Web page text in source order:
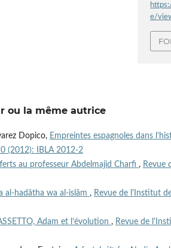
e/
ou la même autrice
Dopico, Empreintes espagnoles dans
(2012): IBLA 2012-2
au professeur Abdelmajid Charfi , Revue
al-hadâtha wa al-islâm , Revue de l'Institut
Adam et l’évolution , Revue de